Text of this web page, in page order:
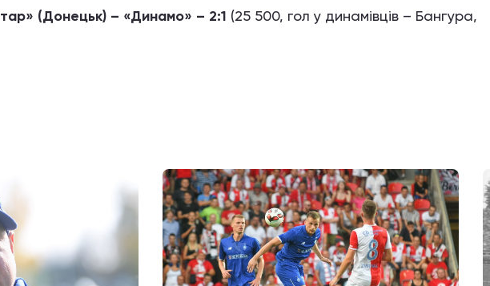
(Донецьк) – «Динамо» – 2:1 (25 500, гол у динамівців – Бангура,